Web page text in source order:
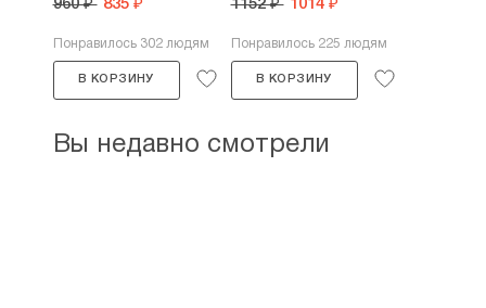
960 ₽ 835 ₽
Понравилось 302 людям
В КОРЗИНУ
1152 ₽ 1014 ₽
Понравилось 225 людям
В КОРЗИНУ
Вы недавно смотрели